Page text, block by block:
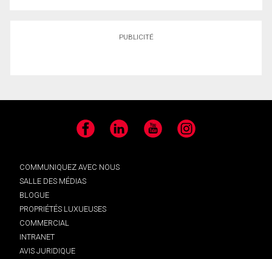
PUBLICITÉ
Facebook LinkedIn YouTube Instagram
COMMUNIQUEZ AVEC NOUS
SALLE DES MÉDIAS
BLOGUE
PROPRIÉTÉS LUXUEUSES
COMMERCIAL
INTRANET
AVIS JURIDIQUE